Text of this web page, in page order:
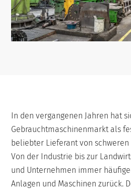
In den vergangenen Jahren hat
Gebrauchtmaschinenmarkt als
beliebter Lieferant von
Von der Industrie bis zur
und Unternehmen immer
Anlagen und Maschinen zurück.